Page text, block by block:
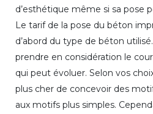
d’esthétique même si sa pose
Le tarif de la pose du béton
d’abord du type de béton
prendre en considération le
qui peut évoluer. Selon vos
plus cher de concevoir des
aux motifs plus simples.